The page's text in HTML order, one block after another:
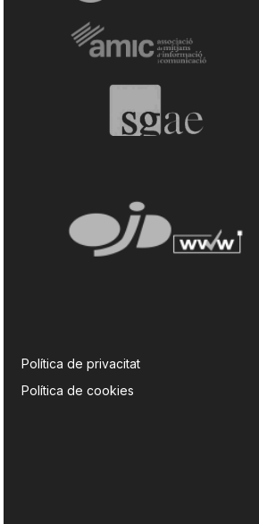
Política de privacitat
Política de cookies